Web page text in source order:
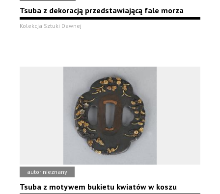
Tsuba z dekoracją przedstawiającą fale morza
Kolekcja Sztuki Dawnej
autor nieznany
Tsuba z motywem bukietu kwiatów w koszu